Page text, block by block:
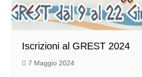
Iscrizioni al GREST 2024
7 Maggio 2024